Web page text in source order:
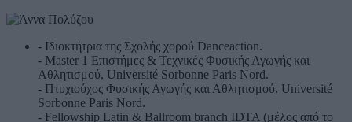
- Ιδιοκτήτρια της Σχολής χορού Danceaction.
- Master 1 Επιστήμες & Τεχνικές Φυσικής Αγωγής και
Αθλητισμού, Université Sorbonne Paris Nord.
- Πτυχιούχος Φυσικής Αγωγής και Αθλητισμού, Université
Sorbonne Paris Nord.
- Fellowship Latin & Ballroom branch IDTA (μέλος από το